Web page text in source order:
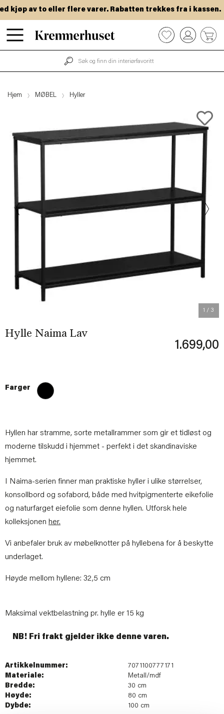
Hopp
til
kjøp av to eller flere varer. Rabatten trekkes fra i kassen.
0
Hjem MØBEL Hyller
1 / 3
Hylle Naima Lav
1.699,00
Farger
Hyllen har stramme, sorte metallrammer som gir et tidløst og
moderne tilskudd i hjemmet - perfekt i det skandinaviske
hjemmet.
I Naima-serien finner man praktiske hyller i ulike størrelser,
konsollbord og sofabord, både med hvitpigmenterte eikefolie
og naturfarget eiefolie som denne hyllen. Utforsk hele
kolleksjonen her.
Vi anbefaler bruk av møbelknotter på hyllebena for å beskytte
underlaget.
Høyde mellom hyllene: 32,5 cm
Maksimal vektbelastning pr. hylle er 15 kg
NB! Fri frakt gjelder ikke denne varen.
Artikkelnummer:
7071100777171
Materiale:
Metall/mdf
Bredde:
30 cm
Høyde:
80 cm
Dybde:
100 cm